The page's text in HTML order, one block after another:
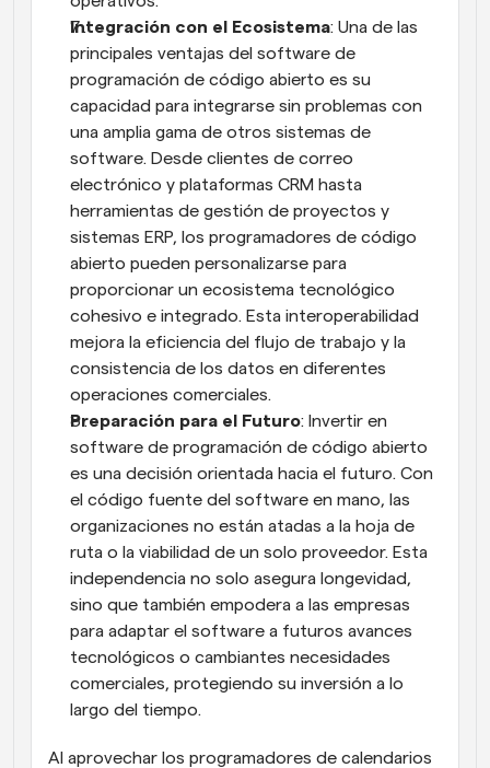
Integración con el Ecosistema: Una de las
principales ventajas del software de
programación de código abierto es su
capacidad para integrarse sin problemas con
una amplia gama de otros sistemas de
software. Desde clientes de correo
electrónico y plataformas CRM hasta
herramientas de gestión de proyectos y
sistemas ERP, los programadores de código
abierto pueden personalizarse para
proporcionar un ecosistema tecnológico
cohesivo e integrado. Esta interoperabilidad
mejora la eficiencia del flujo de trabajo y la
consistencia de los datos en diferentes
operaciones comerciales.
Preparación para el Futuro: Invertir en
software de programación de código abierto
es una decisión orientada hacia el futuro. Con
el código fuente del software en mano, las
organizaciones no están atadas a la hoja de
ruta o la viabilidad de un solo proveedor. Esta
independencia no solo asegura longevidad,
sino que también empodera a las empresas
para adaptar el software a futuros avances
tecnológicos o cambiantes necesidades
comerciales, protegiendo su inversión a lo
largo del tiempo.
Al aprovechar los programadores de calendarios